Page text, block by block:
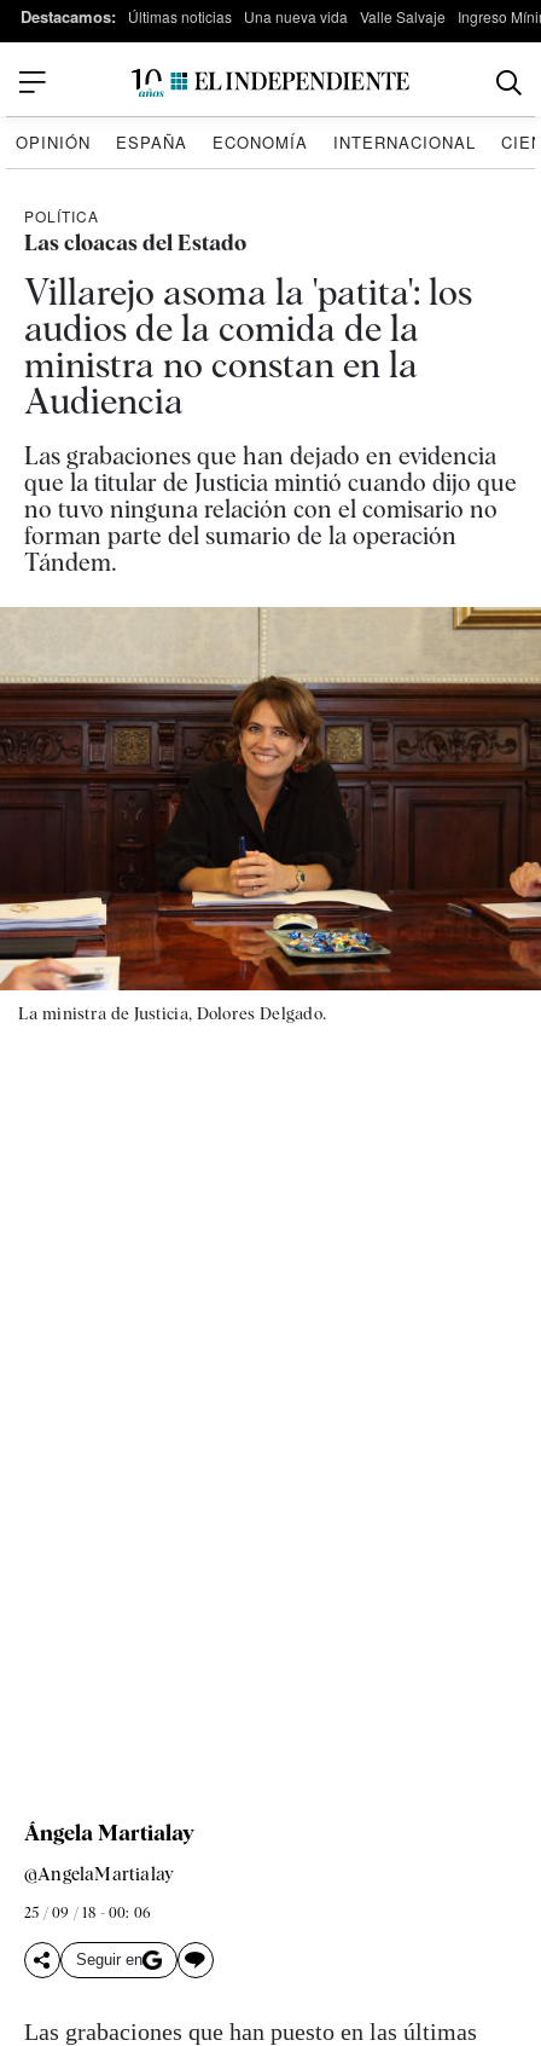
Destacamos: Últimas noticias Una nueva vida Valle Salvaje Ingreso
OPINIÓN ESPAÑA ECONOMÍA INTERNACIONAL
POLÍTICA
Las cloacas del Estado
Villarejo asoma la 'patita': los
audios de la comida de la
ministra no constan en la
Audiencia
Las grabaciones que han dejado en evidencia
que la titular de Justicia mintió cuando dijo que
no tuvo ninguna relación con el comisario no
forman parte del sumario de la operación
Tándem.
La ministra de Justicia, Dolores Delgado.
Ángela Martialay
@AngelaMartialay
25 / 09 / 18 - 00: 06
Seguir en
Las grabaciones que han puesto en las últimas